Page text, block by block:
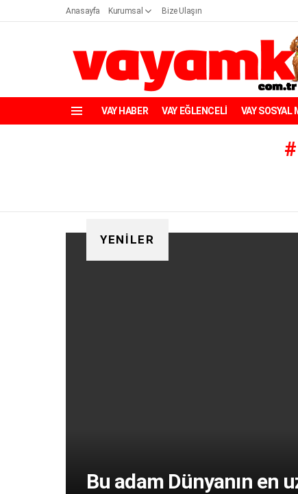
Anasayfa Kurumsal Bize Ulaşın
VAY HABER VAY EĞLENCELİ VAY SOSYAL
YENILER
Bu adam Dünyanın en